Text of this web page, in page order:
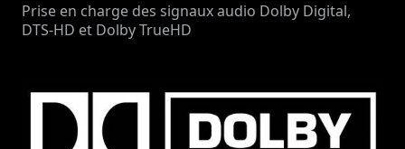
Prise en charge des signaux audio Dolby Digital,
DTS-HD et Dolby TrueHD